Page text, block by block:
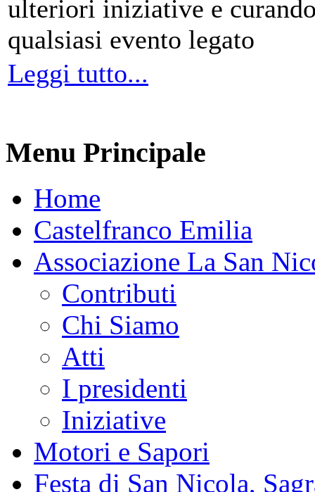
ulteriori iniziative e
qualsiasi evento legato
Leggi tutto...
Menu Principale
Home
Castelfranco Emilia
Associazione La San
Contributi
Chi Siamo
Atti
I presidenti
Iniziative
Motori e Sapori
Festa di San Nicola,